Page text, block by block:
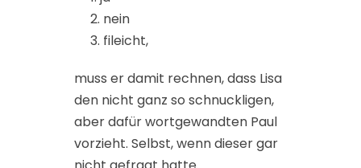
nein
fileicht,
muss er damit rechnen, dass Lisa
den nicht ganz so schnuckligen,
aber dafür wortgewandten Paul
vorzieht. Selbst, wenn dieser gar